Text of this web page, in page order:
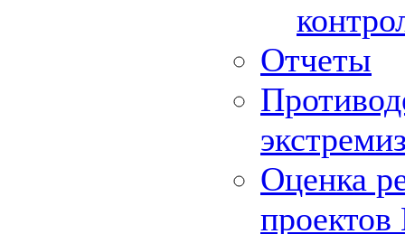
Отчеты
Оценка